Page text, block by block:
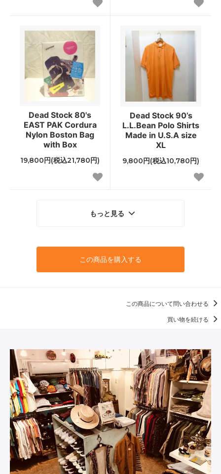
Dead Stock 80's
EAST PAK Cordura
Nylon Boston Bag
with Box
19,800円(税込21,780円)
Dead Stock 90’s
L.L.Bean Polo Shirts
Made in U.S.A size
XL
9,800円(税込10,780円)
もっと見る
この商品を購入する
この商品について問い合わせる
買い物を続ける